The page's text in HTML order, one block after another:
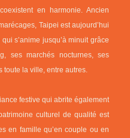
en harmonie. Ancien
Taipei est aujourd’hui
s’anime jusqu’à minuit grâce
ses marchés nocturnes, ses
toute la ville, entre autres.
festive qui abrite également
culturel de qualité est
en famille qu’en couple ou en